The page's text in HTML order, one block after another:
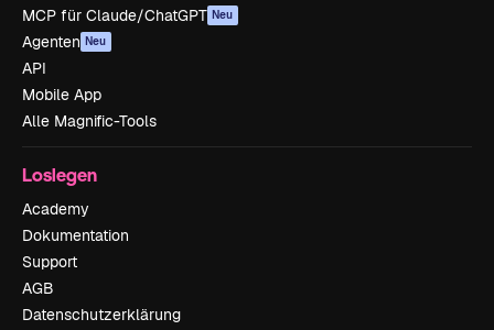
MCP für Claude/ChatGPT Neu
Agenten Neu
API
Mobile App
Alle Magnific-Tools
Loslegen
Academy
Dokumentation
Support
AGB
Datenschutzerklärung